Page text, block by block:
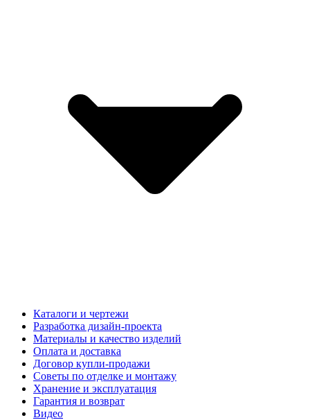
Каталоги и чертежи
Разработка дизайн-проекта
Материалы и качество изделий
Оплата и доставка
Договор купли-продажи
Советы по отделке и монтажу
Хранение и эксплуатация
Гарантия и возврат
Видео